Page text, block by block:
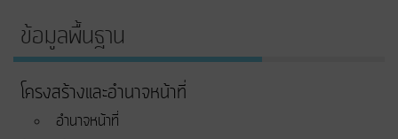
ข้อมูลพื้นฐาน
โครงสร้างและอำนาจหน้าที่
อำนาจหน้าที่